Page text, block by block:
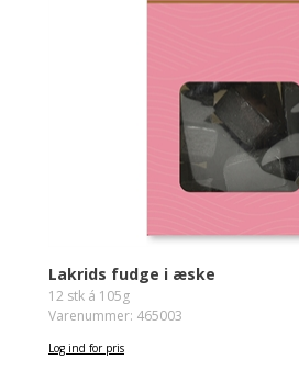
Lakrids fudge i æske
12 stk á 105g
Varenummer: 465003
Log ind for pris